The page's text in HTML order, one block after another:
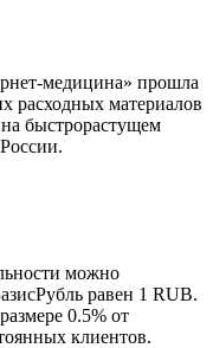
медицина» прошла
расходных материалов
быстрорастущем
можно
равен 1 RUB.
0.5% от
клиентов.